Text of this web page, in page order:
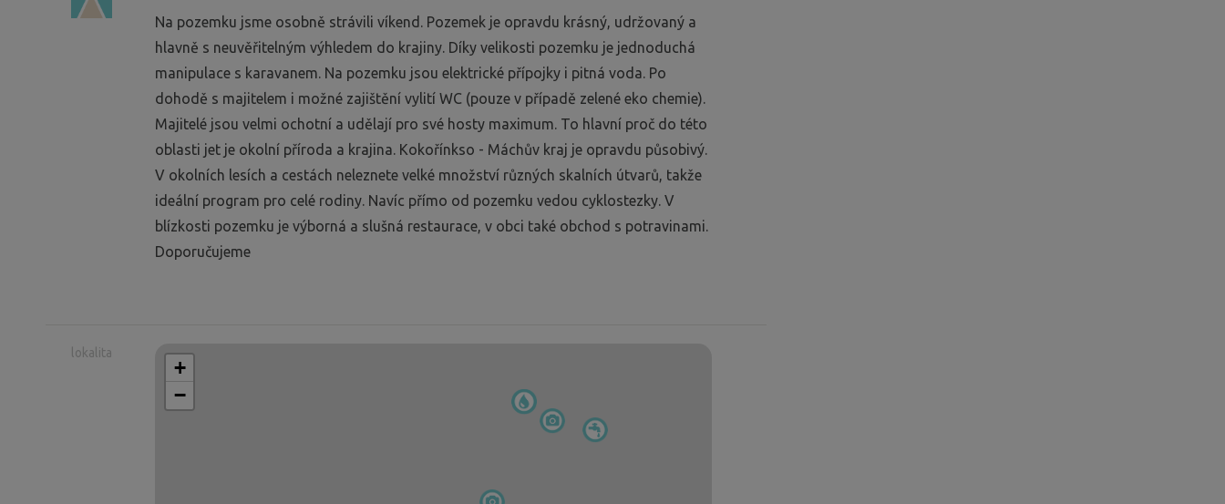
Na pozemku jsme osobně strávili víkend. Pozemek je opravdu krásný, udržovaný a
hlavně s neuvěřitelným výhledem do krajiny. Díky velikosti pozemku je jednoduchá
manipulace s karavanem. Na pozemku jsou elektrické přípojky i pitná voda. Po
dohodě s majitelem i možné zajištění vylití WC (pouze v případě zelené eko chemie).
Majitelé jsou velmi ochotní a udělají pro své hosty maximum. To hlavní proč do této
oblasti jet je okolní příroda a krajina. Kokořínkso - Máchův kraj je opravdu působivý.
V okolních lesích a cestách neleznete velké množství různých skalních útvarů, takže
ideální program pro celé rodiny. Navíc přímo od pozemku vedou cyklostezky. V
blízkosti pozemku je výborná a slušná restaurace, v obci také obchod s potravinami.
Doporučujeme
lokalita
+
−